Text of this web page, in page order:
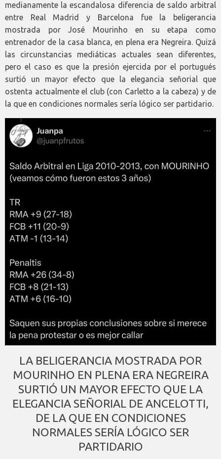
medianamente la escandalosa diferencia de saldo arbitral
entre Real Madrid y Barcelona fue la beligerancia
mostrada por José Mourinho en su etapa como
entrenador de la casa blanca, en plena era Negreira. Quizá
las circunstancias mediáticas actuales sean diferentes,
pero el caso es que la presión ejercida por el portugués
surtió un mayor efecto que la elegancia señorial que
ostenta actualmente el club (con Carletto a la cabeza) y de
la que en condiciones normales sería lógico ser partidario.
LA BELIGERANCIA MOSTRADA POR
MOURINHO EN PLENA ERA NEGREIRA
SURTIÓ UN MAYOR EFECTO QUE LA
ELEGANCIA SEÑORIAL DE ANCELOTTI,
DE LA QUE EN CONDICIONES
NORMALES SERÍA LÓGICO SER
PARTIDARIO